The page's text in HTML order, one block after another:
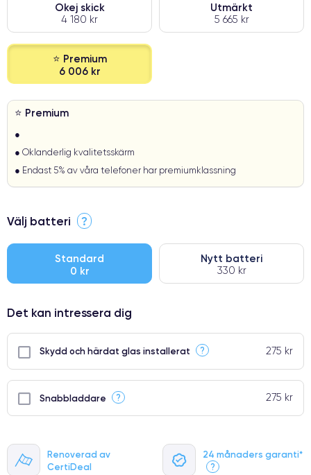
Renoverad av
CertiDeal
24 månaders garanti*
?
Okej skick
4 180 kr
Utmärkt
5 665 kr
⭐ Premium
6 006 kr
⭐ Premium
●
● Oklanderlig kvalitetsskärm
● Endast 5% av våra telefoner har premiumklassning
Välj batteri ?
Standard
0 kr
Nytt batteri
330 kr
Det kan intressera dig
Skydd och härdat glas installerat ? 275 kr
Snabbladdare ? 275 kr